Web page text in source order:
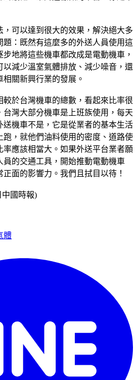
可以達到很大的效果，解決絕大多
題：既然有這麼多的外送人員使用這
地將這些機車都改成是電動機車，
以減少溫室氣體排放、減少噪音，還
關新興行業的發展。
於台灣機車的總數，看起來比率很
灣大部分機車是上班族使用，每天
送機車不是，它是從業者的基本生活
跑，就他們油料使用的密度、道路使
率應該相當大。如果外送平台業者願
員的交通工具，開始推動電動機車
面的影響力。我們且拭目以待！
中國時報)
體